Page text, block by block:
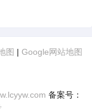
图 | Google网站地图
备案号：